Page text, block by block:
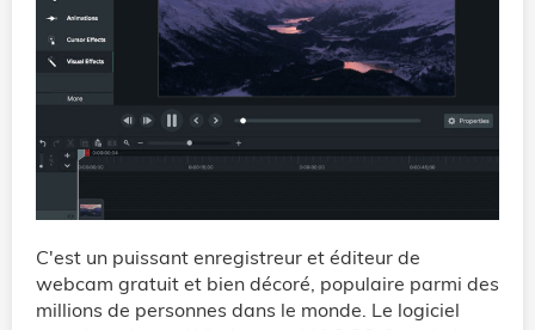
C'est un puissant enregistreur et éditeur de
webcam gratuit et bien décoré, populaire parmi des
millions de personnes dans le monde. Le logiciel